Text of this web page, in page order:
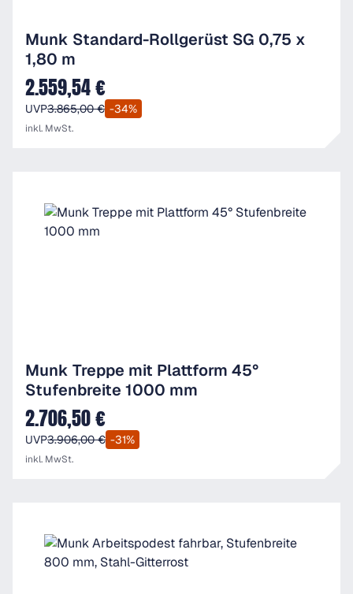
Munk Standard-Rollgerüst SG 0,75 x
1,80 m
Verkaufspreis:
2.559,54 €
UVP3.865,00 € -34%
inkl. MwSt.
Munk Treppe mit Plattform 45°
Stufenbreite 1000 mm
Verkaufspreis:
2.706,50 €
UVP3.906,00 € -31%
inkl. MwSt.